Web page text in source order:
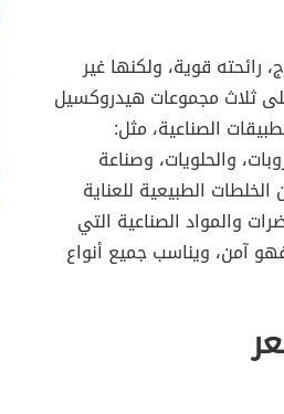
رائحته قوية، ولكنها غير
ثلاث مجموعات هيدروكسيل
الصناعية، مثل:
والحلويات، وصناعة
الطبيعية للعناية
والمواد الصناعية التي
آمن، ويناسب جميع أنواع